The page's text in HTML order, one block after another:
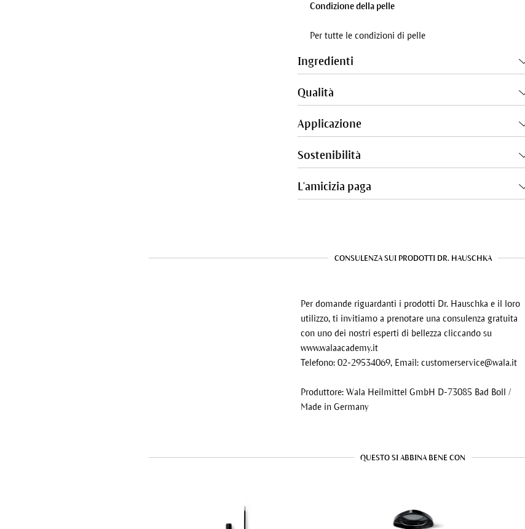
Condizione della pelle
Per tutte le condizioni di pelle
Ingredienti
Qualità
Applicazione
Sostenibilità
L'amicizia paga
CONSULENZA SUI PRODOTTI DR. HAUSCHKA
Per domande riguardanti i prodotti Dr. Hauschka e il loro
utilizzo, ti invitiamo a prenotare una consulenza gratuita
con uno dei nostri esperti di bellezza cliccando su
www.walaacademy.it
Telefono: 02-29534069, Email: customerservice@wala.it
Produttore: Wala Heilmittel GmbH D-73085 Bad Boll /
Made in Germany
QUESTO SI ABBINA BENE CON